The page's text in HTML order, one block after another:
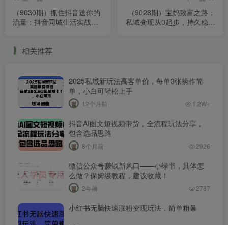
（9030期）抓住抖音送你的
流量：抖音同城生活实战
（9028期）宝妈致富之路：
私域变现从0起步，持久稳定
相关推荐
2025私域新玩法高客单价，每单3张操作简
单，小白可轻松上手
12个月前 1.2W+
抖音AI图文短视频带货，全流程玩法分享，
包含选品思路
8个月前 2926
微信公众号赚钱新风口——小绿书，具体怎
么做？保姆级教程，建议收藏！
2年前 2787
小红书无脑快速涨粉变现玩法，简单粗暴